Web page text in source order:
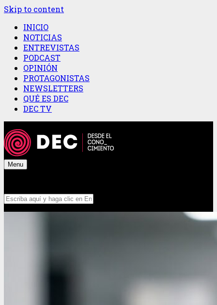
Skip to content
INICIO
NOTICIAS
ENTREVISTAS
PODCAST
OPINIÓN
PROTAGONISTAS
NEWSLETTERS
QUÉ ES DEC
DEC TV
Menu